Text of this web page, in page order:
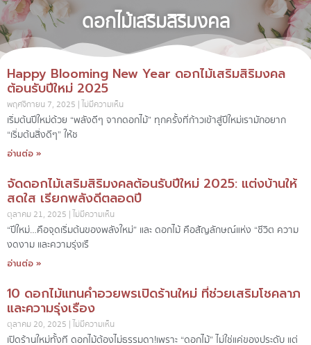
ดอกไม้เสริมสิริมงคล
Happy Blooming New Year ดอกไม้เสริมสิริมงคล
ต้อนรับปีใหม่ 2025
พฤศจิกายน 7, 2025 ไม่มีความเห็น
เริ่มต้นปีใหม่ด้วย “พลังดีๆ จากดอกไม้” ทุกครั้งที่ก้าวเข้าสู่ปีใหม่เรามักอยาก
“เริ่มต้นสิ่งดีๆ” ให้ช
อ่านต่อ »
จัดดอกไม้เสริมสิริมงคลต้อนรับปีใหม่ 2025: แต่งบ้านให้
สดใส เรียกพลังดีตลอดปี
ตุลาคม 21, 2025 ไม่มีความเห็น
“ปีใหม่…คือจุดเริ่มต้นของพลังใหม่” และ ดอกไม้ คือสัญลักษณ์แห่ง “ชีวิต ความ
งดงาม และความรุ่งเรื
อ่านต่อ »
10 ดอกไม้แทนคำอวยพรเปิดร้านใหม่ ที่ช่วยเสริมโชคลาภ
และความรุ่งเรือง
ตุลาคม 20, 2025 ไม่มีความเห็น
เปิดร้านใหม่ทั้งที ดอกไม้ต้องไม่ธรรมดา!เพราะ “ดอกไม้” ไม่ใช่แค่ของประดับ แต่